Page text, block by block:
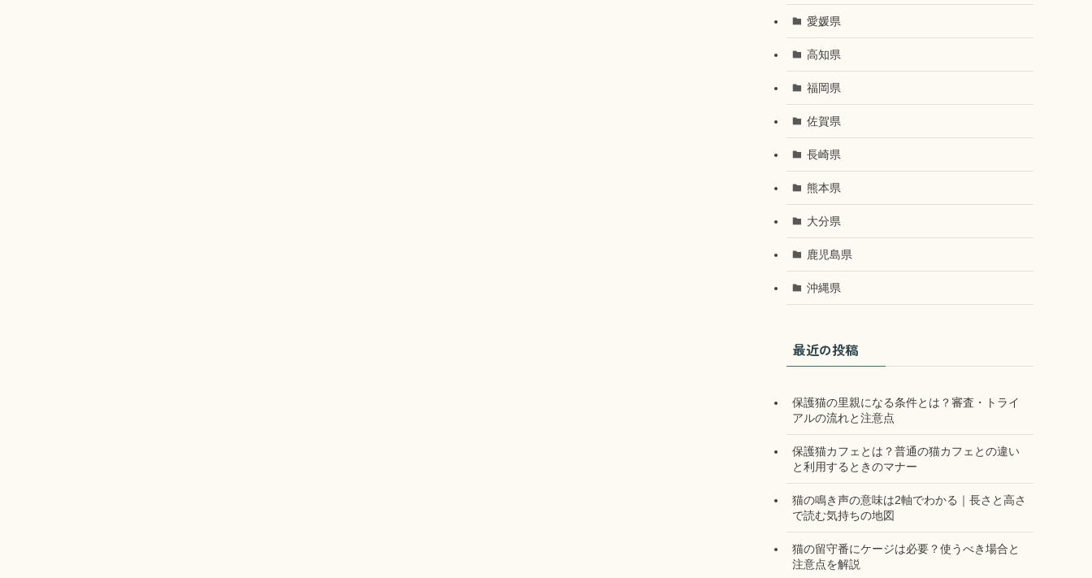
愛媛県
高知県
福岡県
佐賀県
長崎県
熊本県
大分県
鹿児島県
沖縄県
最近の投稿
保護猫の里親になる条件とは？審査・トライ
アルの流れと注意点
保護猫カフェとは？普通の猫カフェとの違い
と利用するときのマナー
猫の鳴き声の意味は2軸でわかる｜長さと高さ
で読む気持ちの地図
猫の留守番にケージは必要？使うべき場合と
注意点を解説